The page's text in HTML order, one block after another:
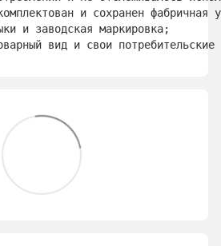
и сохранен фабричная
и заводская маркировка;
вид и свои потребительские